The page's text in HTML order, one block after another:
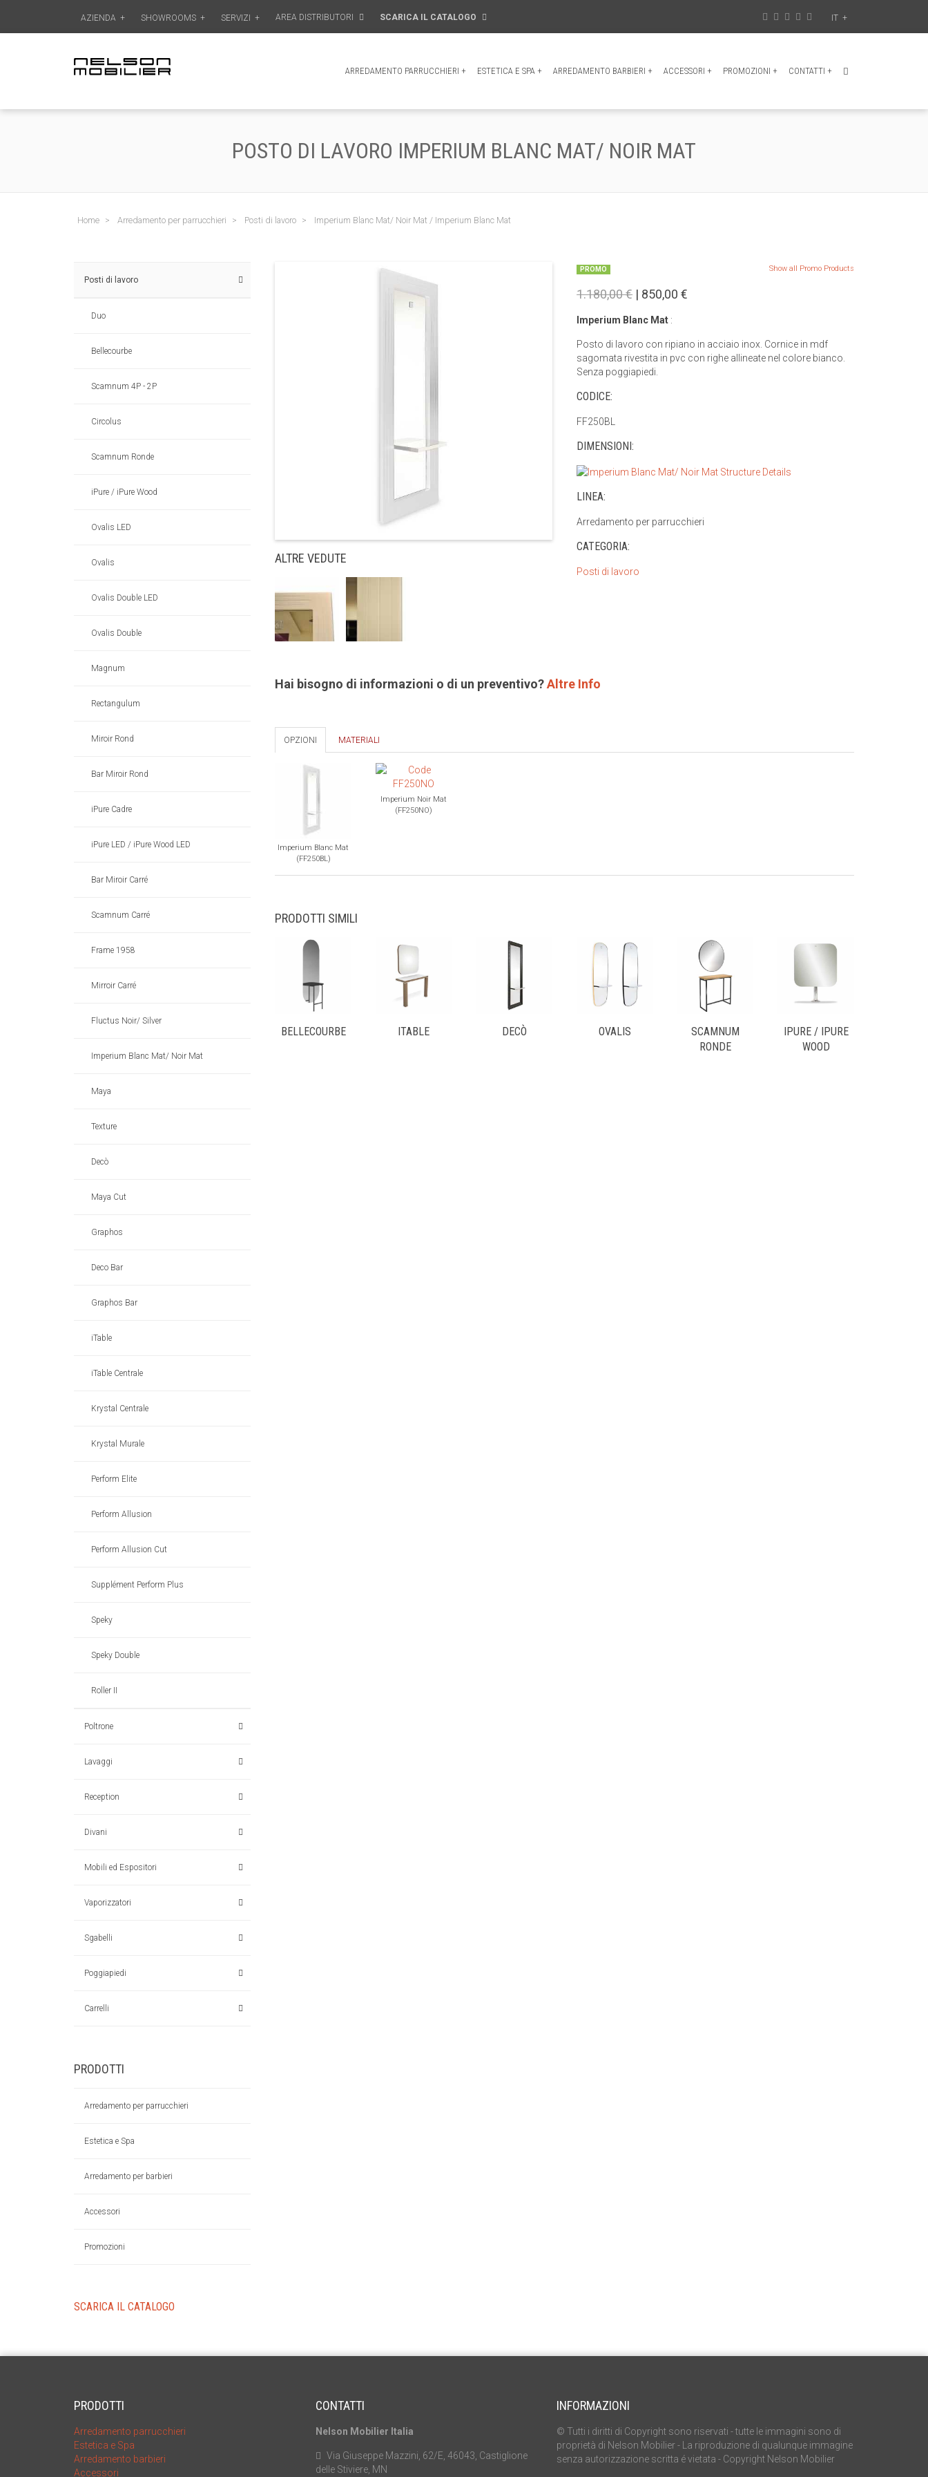
AZIENDA + SHOWROOMS + SERVIZI + AREA DISTRIBUTORI SCARICA IL CATALOGO IT +
ARREDAMENTO PARRUCCHIERI + ESTETICA E SPA + ARREDAMENTO BARBIERI + ACCESSORI + PROMOZIONI + CONTATTI +
POSTO DI LAVORO IMPERIUM BLANC MAT/ NOIR MAT
Home Arredamento per parrucchieri Posti di lavoro Imperium Blanc Mat/ Noir Mat / Imperium Blanc Mat
Posti di lavoro
Duo
Bellecourbe
Scamnum 4P - 2P
Circolus
Scamnum Ronde
iPure / iPure Wood
Ovalis LED
Ovalis
Ovalis Double LED
Ovalis Double
Magnum
Rectangulum
Miroir Rond
Bar Miroir Rond
iPure Cadre
iPure LED / iPure Wood LED
Bar Miroir Carré
Scamnum Carré
Frame 1958
Mirroir Carré
Fluctus Noir/ Silver
Imperium Blanc Mat/ Noir Mat
Maya
Texture
Decò
Maya Cut
Graphos
Deco Bar
Graphos Bar
iTable
iTable Centrale
Krystal Centrale
Krystal Murale
Perform Elite
Perform Allusion
Perform Allusion Cut
Supplément Perform Plus
Speky
Speky Double
Roller II
Poltrone
Lavaggi
Reception
Divani
Mobili ed Espositori
Vaporizzatori
Sgabelli
Poggiapiedi
Carrelli
PRODOTTI
Arredamento per parrucchieri
Estetica e Spa
Arredamento per barbieri
Accessori
Promozioni
SCARICA IL CATALOGO
ALTRE VEDUTE
PROMO Show all Promo Products
1.180,00 € | 850,00 €
Imperium Blanc Mat :
Posto di lavoro con ripiano in acciaio inox. Cornice in mdf
sagomata rivestita in pvc con righe allineate nel colore bianco.
Senza poggiapiedi.
CODICE:
FF250BL
DIMENSIONI:
LINEA:
Arredamento per parrucchieri
CATEGORIA:
Posti di lavoro
Hai bisogno di informazioni o di un preventivo?Altre Info
OPZIONI MATERIALI
Imperium Blanc Mat
(FF250BL)
Imperium Noir Mat
(FF250NO)
PRODOTTI SIMILI
BELLECOURBE ITABLE DECÒ OVALIS
SCAMNUM
RONDE
IPURE / IPURE
WOOD
PRODOTTI
Arredamento parrucchieri
Estetica e Spa
Arredamento barbieri
Accessori
CONTATTI
Nelson Mobilier Italia
Via Giuseppe Mazzini, 62/E, 46043, Castiglione
delle Stiviere, MN
INFORMAZIONI
© Tutti i diritti di Copyright sono riservati - tutte le immagini sono di
proprietà di Nelson Mobilier - La riproduzione di qualunque immagine
senza autorizzazione scritta é vietata - Copyright Nelson Mobilier